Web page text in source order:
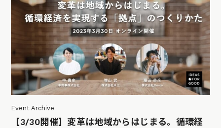
Event Archive
【3/30開催】変革は地域からはじまる。循環経